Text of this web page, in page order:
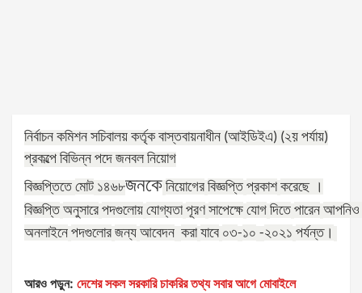
নির্বাচন কমিশন সচিবালয় কর্তৃক বাস্তবায়নাধীন (আইডিইএ) (২য় পর্যায়)
প্রকল্পে বিভিন্ন পদে জনবল নিয়োগ
বিজ্ঞপ্তিতে মোট ১৪৬৮জনকে নিয়োগের বিজ্ঞপ্তি প্রকাশ করেছে ।
বিজ্ঞপ্তি অনুসারে পদগুলোয় যোগ্যতা পূরণ সাপেক্ষে যোগ দিতে পারেন
অনলাইনে পদগুলোর জন্য আবেদন করা যাবে ০৩-১০ -২০২১ পর্যন্ত।
আরও পড়ুন: দেশের সকল সরকারি চাকরির তথ্য সবার আগে মোবাইলে